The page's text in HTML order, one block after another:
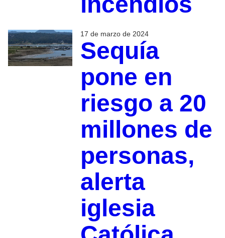
17 de marzo de 2024
Sequía
pone en
riesgo a 20
millones de
personas,
alerta
iglesia